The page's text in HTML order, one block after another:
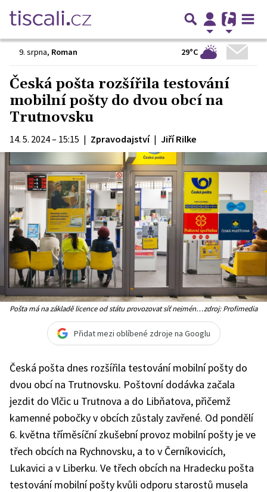
9. srpna, Roman 29°C
Česká pošta rozšířila testování
mobilní pošty do dvou obcí na
Trutnovsku
14. 5. 2024 – 15:15 | Zpravodajství | Jiří Rilke
Pošta má na základě licence od státu provozovat síť nejméně
ČR (Ilustrační foto)
zdroj: Profimedia
Přidat mezi oblíbené zdroje na Googlu
Česká pošta dnes rozšířila testování mobilní pošty do
dvou obcí na Trutnovsku. Poštovní dodávka začala
jezdit do Vlčic u Trutnova a do Libňatova, přičemž
kamenné pobočky v obcích zůstaly zavřené. Od pondělí
6. května tříměsíční zkušební provoz mobilní pošty je ve
třech obcích na Rychnovsku, a to v Černíkovicích,
Lukavici a v Liberku. Ve třech obcích na Hradecku pošta
testování mobilní pošty kvůli odporu starostů musela